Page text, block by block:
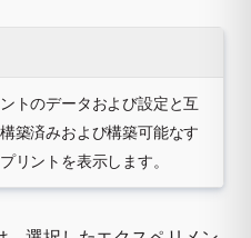
トのデータおよび設定と互
築済みおよび構築可能なす
リントを表示します。